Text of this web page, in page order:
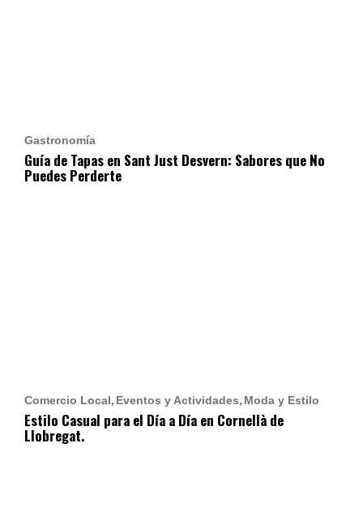
Gastronomía
Guía de Tapas en Sant Just Desvern: Sabores que No
Puedes Perderte
Comercio Local Eventos y Actividades Moda y Estilo
Estilo Casual para el Día a Día en Cornellà de
Llobregat.